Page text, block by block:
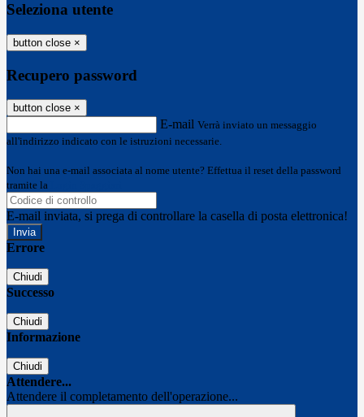
Seleziona utente
button close ×
Recupero password
button close ×
E-mail Verrà inviato un messaggio
all'indirizzo indicato con le istruzioni necessarie.
Non hai una e-mail associata al nome utente? Effettua il reset della password
tramite la
E-mail inviata, si prega di controllare la casella di posta elettronica!
Errore
Chiudi
Successo
Chiudi
Informazione
Chiudi
Attendere...
Attendere il completamento dell'operazione...